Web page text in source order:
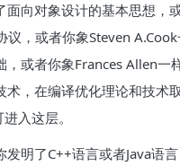
面向对象设计的基本思想，
议，或者你象Steven
，或者你象Frances Allen一
术，在编译优化理论和技术
入这层。
发明了C++语言或者Java语